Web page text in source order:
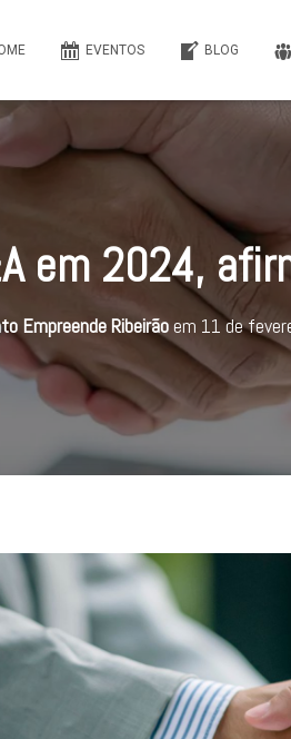
EVENTOS BLOG
em 2024,
Empreende Ribeirãoem 11 de